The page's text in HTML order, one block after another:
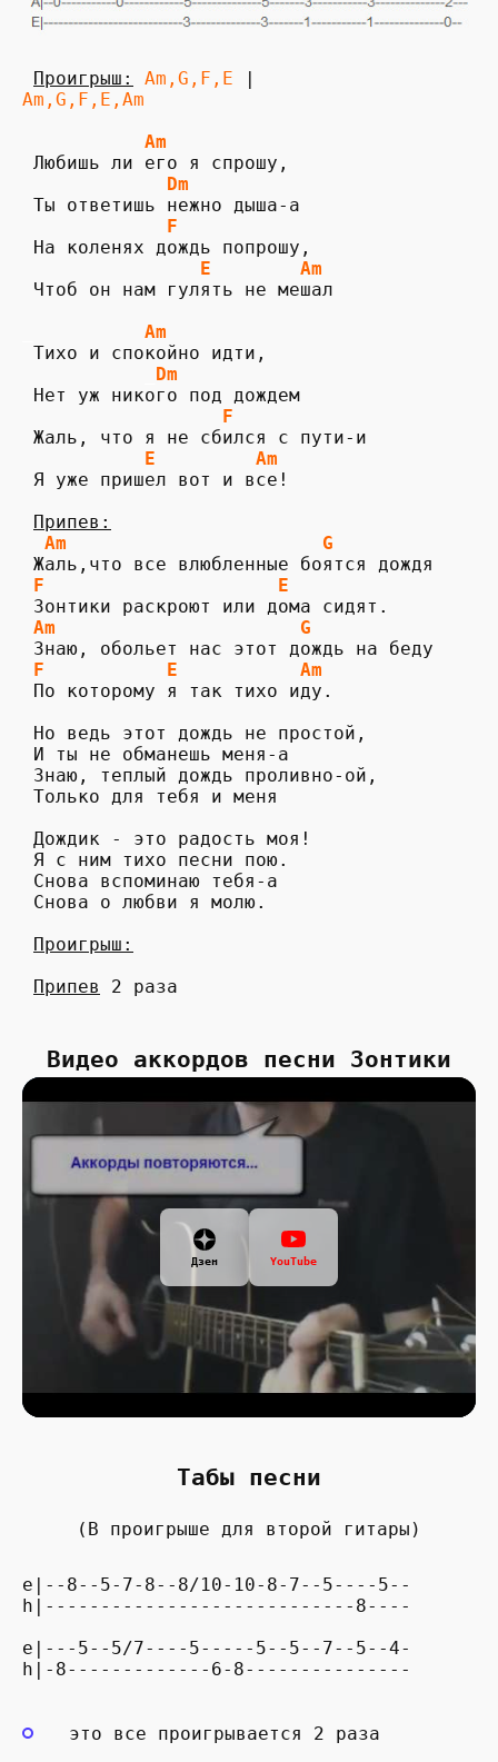
Проигрыш: Am,G,F,E
Am,G,F,E,Am
Am
Любишь ли его я спрошу,
Dm
             F
На коленях дождь попрошу,
E
Am
Чтоб он нам гулять не мешал
Am
Dm
                  F
           E         Am
Я уже пришел вот и все!
  Am                       G
Жаль,что все влюбленные боятся дождя
F                     E
Зонтики раскроют или дома сидят.
Am                      G
Знаю, обольет нас этот дождь на беду
F           E
Am
По которому я так тихо иду.
Но ведь этот дождь не простой,
И ты не обманешь меня-а
Знаю, теплый дождь проливно-ой,
Только для тебя и меня
Дождик - это радость моя!
Я с ним тихо песни пою.
Снова вспоминаю тебя-а
Снова о любви я молю.
Проигрыш:
Припев
2 раза
Видео аккордов песни Зонтики
Дзен YouTube
Табы песни
(В проигрыше для второй гитары)
e|--8--5-7-8--8/10-10-8-7--5----5--
h|----------------------------8----
e|---5--5/7----5-----5--5--7--5--4-
h|-8-------------6-8---------------
это все проигрывается 2 раза